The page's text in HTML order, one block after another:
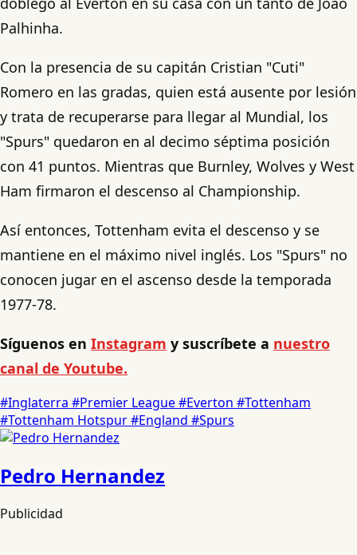
Palhinha.
Con la presencia de su capitán Cristian "Cuti"
Romero en las gradas, quien está ausente por lesión
y trata de recuperarse para llegar al Mundial, los
"Spurs" quedaron en al decimo séptima posición
con 41 puntos. Mientras que Burnley, Wolves y West
Ham firmaron el descenso al Championship.
Así entonces, Tottenham evita el descenso y se
mantiene en el máximo nivel inglés. Los "Spurs" no
conocen jugar en el ascenso desde la temporada
1977-78.
Síguenos en Instagram y suscríbete a nuestro
canal de Youtube.
#Inglaterra #Premier League#Everton #Tottenham
#Tottenham Hotspur#England #Spurs
Pedro Hernandez
Publicidad